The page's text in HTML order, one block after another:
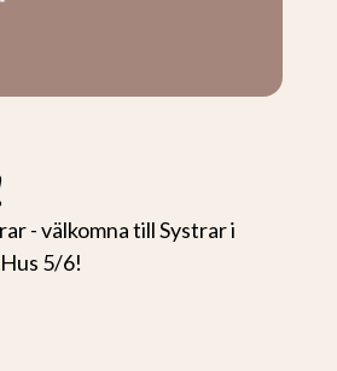
- välkomna till Systrar i
5/6!